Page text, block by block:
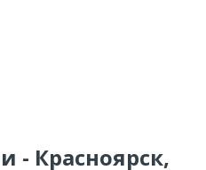
- Красноярск,